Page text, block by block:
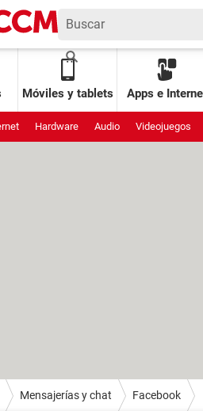
Móviles y tablets Apps e
Hardware Audio Videojuegos
Mensajerías y chat Facebook